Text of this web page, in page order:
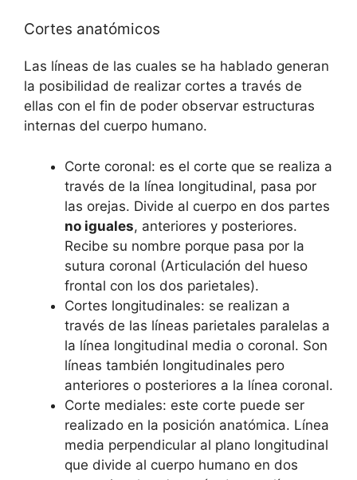
Cortes anatómicos
Las líneas de las cuales se ha hablado generan
la posibilidad de realizar cortes a través de
ellas con el fin de poder observar estructuras
internas del cuerpo humano.
Corte coronal: es el corte que se realiza a
través de la línea longitudinal, pasa por
las orejas. Divide al cuerpo en dos partes
no iguales, anteriores y posteriores.
Recibe su nombre porque pasa por la
sutura coronal (Articulación del hueso
frontal con los dos parietales).
Cortes longitudinales: se realizan a
través de las líneas parietales paralelas a
la línea longitudinal media o coronal. Son
líneas también longitudinales pero
anteriores o posteriores a la línea coronal.
Corte mediales: este corte puede ser
realizado en la posición anatómica. Línea
media perpendicular al plano longitudinal
que divide al cuerpo humano en dos